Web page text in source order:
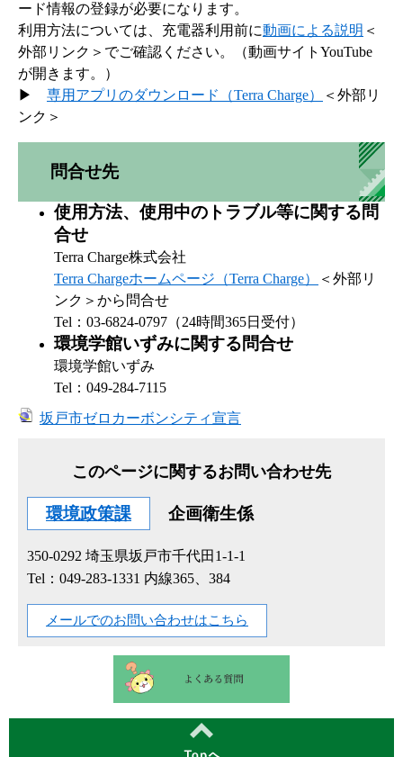
ード情報の登録が必要になります。
利用方法については、充電器利用前に動画による説明 ＜
外部リンク＞ でご確認ください。（動画サイトYouTube
が開きます。）
▶ 専用アプリのダウンロード（Terra Charge）
＜外部リ
ンク＞
問合せ先
使用方法、使用中のトラブル等に関する問
合せ
Terra Charge株式会社
Terra Chargeホームページ（Terra Charge）
＜外部リ
ンク＞ から問合せ
Tel：03-6824-0797（24時間365日受付）
環境学館いずみに関する問合せ
環境学館いずみ
Tel：049-284-7115
坂戸市ゼロカーボンシティ宣言
このページに関するお問い合わせ先
環境政策課 企画衛生係
350-0292 埼玉県坂戸市千代田1-1-1
Tel：049-283-1331 内線365、384
メールでのお問い合わせはこちら